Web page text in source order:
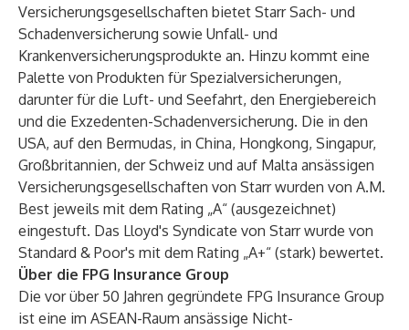
Versicherungsgesellschaften bietet Starr Sach- und
Schadenversicherung sowie Unfall- und
Krankenversicherungsprodukte an. Hinzu kommt eine
Palette von Produkten für Spezialversicherungen,
darunter für die Luft- und Seefahrt, den Energiebereich
und die Exzedenten-Schadenversicherung. Die in den
USA, auf den Bermudas, in China, Hongkong, Singapur,
Großbritannien, der Schweiz und auf Malta ansässigen
Versicherungsgesellschaften von Starr wurden von A.M.
Best jeweils mit dem Rating „A“ (ausgezeichnet)
eingestuft. Das Lloyd's Syndicate von Starr wurde von
Standard & Poor's mit dem Rating „A+“ (stark) bewertet.
Über die FPG Insurance Group
Die vor über 50 Jahren gegründete FPG Insurance Group
ist eine im ASEAN-Raum ansässige Nicht-